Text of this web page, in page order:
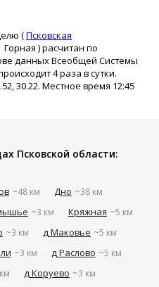
(Псковская
Горная ) расчитан по
данных Всеобщей Системы
4 раза в сутки.
30.22. Местное время 12:45
Псковской области:
~48 км Дно ~38 км
~3 км Кряжная ~5 км
~3 км д Маковье ~5 км
~3 км д Раслово ~5 км
д Коруево ~3 км